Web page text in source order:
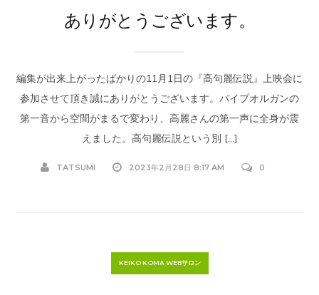
ありがとうございます。
編集が出来上がったばかりの11月1日の『高句麗伝説』上映会に
参加させて頂き誠にありがとうございます。パイプオルガンの
第一音から空間がまるで変わり、高麗さんの第一声に全身が震
えました。高句麗伝説という別 […]
TATSUMI 2023年2月28日 8:17 AM 0
KEIKO KOMA WEBサロン